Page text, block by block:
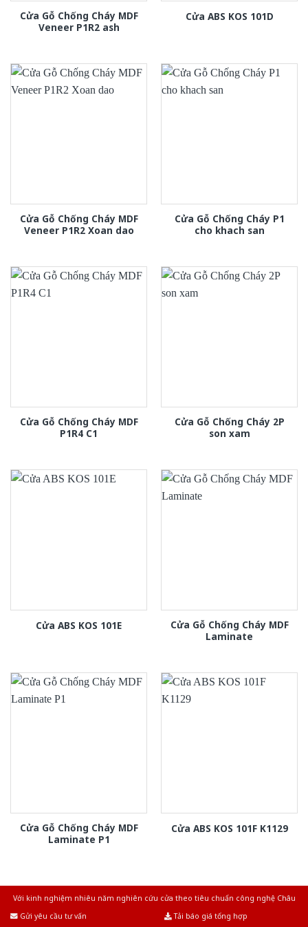
Cửa Gỗ Chống Cháy MDF
Veneer P1R2 ash
Cửa ABS KOS 101D
Cửa Gỗ Chống Cháy MDF
Veneer P1R2 Xoan dao
Cửa Gỗ Chống Cháy P1
cho khach san
Cửa Gỗ Chống Cháy MDF
P1R4 C1
Cửa Gỗ Chống Cháy 2P
son xam
Cửa ABS KOS 101E
Cửa Gỗ Chống Cháy MDF
Laminate
Cửa Gỗ Chống Cháy MDF
Laminate P1
Cửa ABS KOS 101F K1129
Với kinh nghiệm nhiêu năm nghiên cứu cửa theo tiêu chuẩn công nghệ Châu
Gửi yêu cầu tư vấn
Tải báo giá tổng hợp